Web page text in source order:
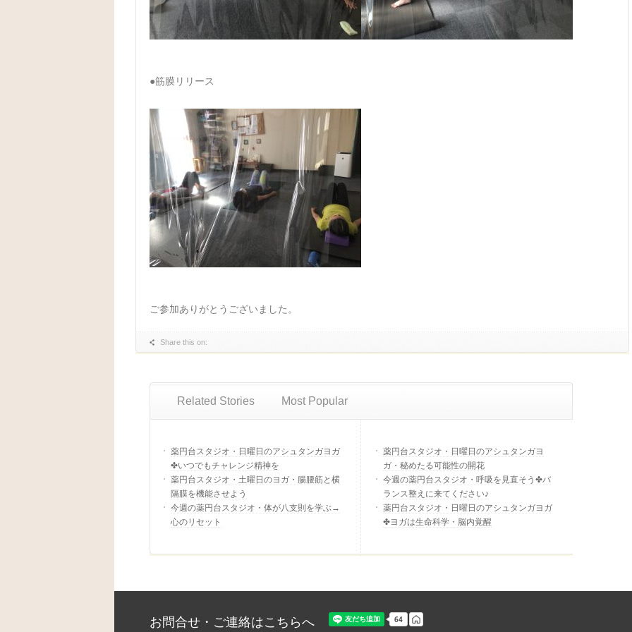
●筋膜リリース
ご参加ありがとうございました。
Share this on:
Related Stories Most Popular
薬円台スタジオ・日曜日のアシュタンガヨガ
✤いつでもチャレンジ精神を
薬円台スタジオ・土曜日のヨガ・腸腰筋と横
隔膜を機能させよう
今週の薬円台スタジオ・体が八支則を学ぶ→
心のリセット
薬円台スタジオ・日曜日のアシュタンガヨ
ガ・秘めたる可能性の開花
今週の薬円台スタジオ・呼吸を見直そう✤バ
ランス整えに来てください♪
薬円台スタジオ・日曜日のアシュタンガヨガ
✤ヨガは生命科学・脳内覚醒
お問合せ・ご連絡はこちらへ